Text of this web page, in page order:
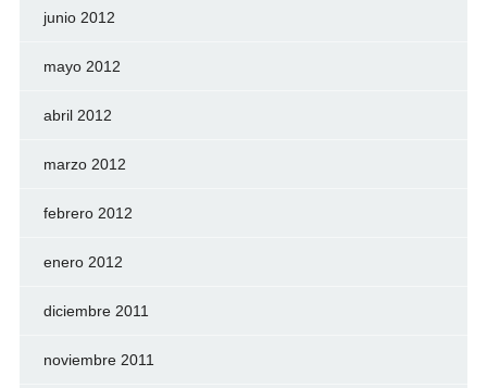
junio 2012
mayo 2012
abril 2012
marzo 2012
febrero 2012
enero 2012
diciembre 2011
noviembre 2011